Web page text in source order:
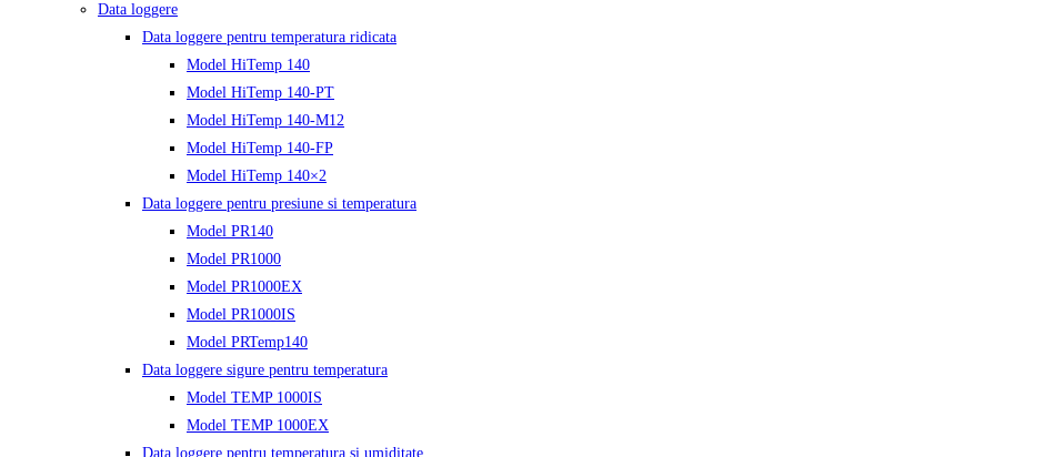
Data loggere
Data loggere pentru temperatura ridicata
Model HiTemp 140
Model HiTemp 140-PT
Model HiTemp 140-M12
Model HiTemp 140-FP
Model HiTemp 140×2
Data loggere pentru presiune si temperatura
Model PR140
Model PR1000
Model PR1000EX
Model PR1000IS
Model PRTemp140
Data loggere sigure pentru temperatura
Model TEMP 1000IS
Model TEMP 1000EX
Data loggere pentru temperatura si umiditate